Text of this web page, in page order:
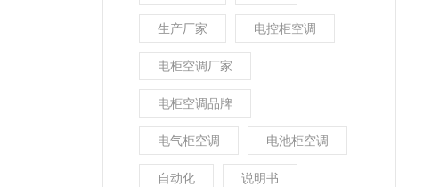
生产厂家 电控柜空调
电柜空调厂家
电柜空调品牌
电气柜空调 电池柜空调
自动化 说明书